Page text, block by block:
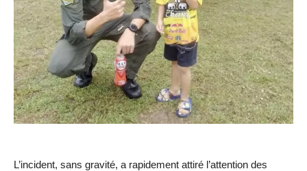
L’incident, sans gravité, a rapidement attiré l’attention des